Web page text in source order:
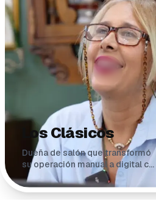
Los Clásicos
Dueña de salón que transformó
su operación manual a digital con
WeiBook.